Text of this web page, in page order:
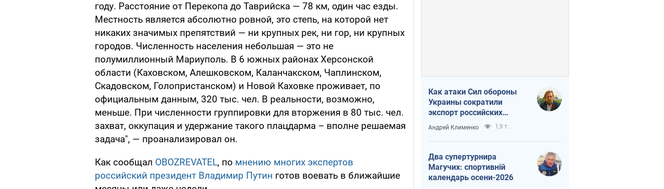
году. Расстояние от Перекопа до Таврийска — 78 км, один час езды.
Местность является абсолютно ровной, это степь, на которой нет
никаких значимых препятствий — ни крупных рек, ни гор, ни крупных
городов. Численность населения небольшая — это не
полумиллионный Мариуполь. В 6 южных районах Херсонской
области (Каховском, Алешковском, Каланчакском, Чаплинском,
Скадовском, Голопристанском) и Новой Каховке проживает, по
официальным данным, 320 тыс. чел. В реальности, возможно,
меньше. При численности группировки для вторжения в 80 тыс. чел.
захват, оккупация и удержание такого плацдарма – вполне решаемая
задача", — проанализировал он.
Как сообщал OBOZREVATEL, по мнению многих экспертов
российский президент Владимир Путин готов воевать в ближайшие
Как атаки Сил обороны
Украины сократили
экспорт российских
нефтепродуктов
Андрей Клименко 1,9 т.
Два супертурнира
Магучих: спортивній
календарь осени-2026